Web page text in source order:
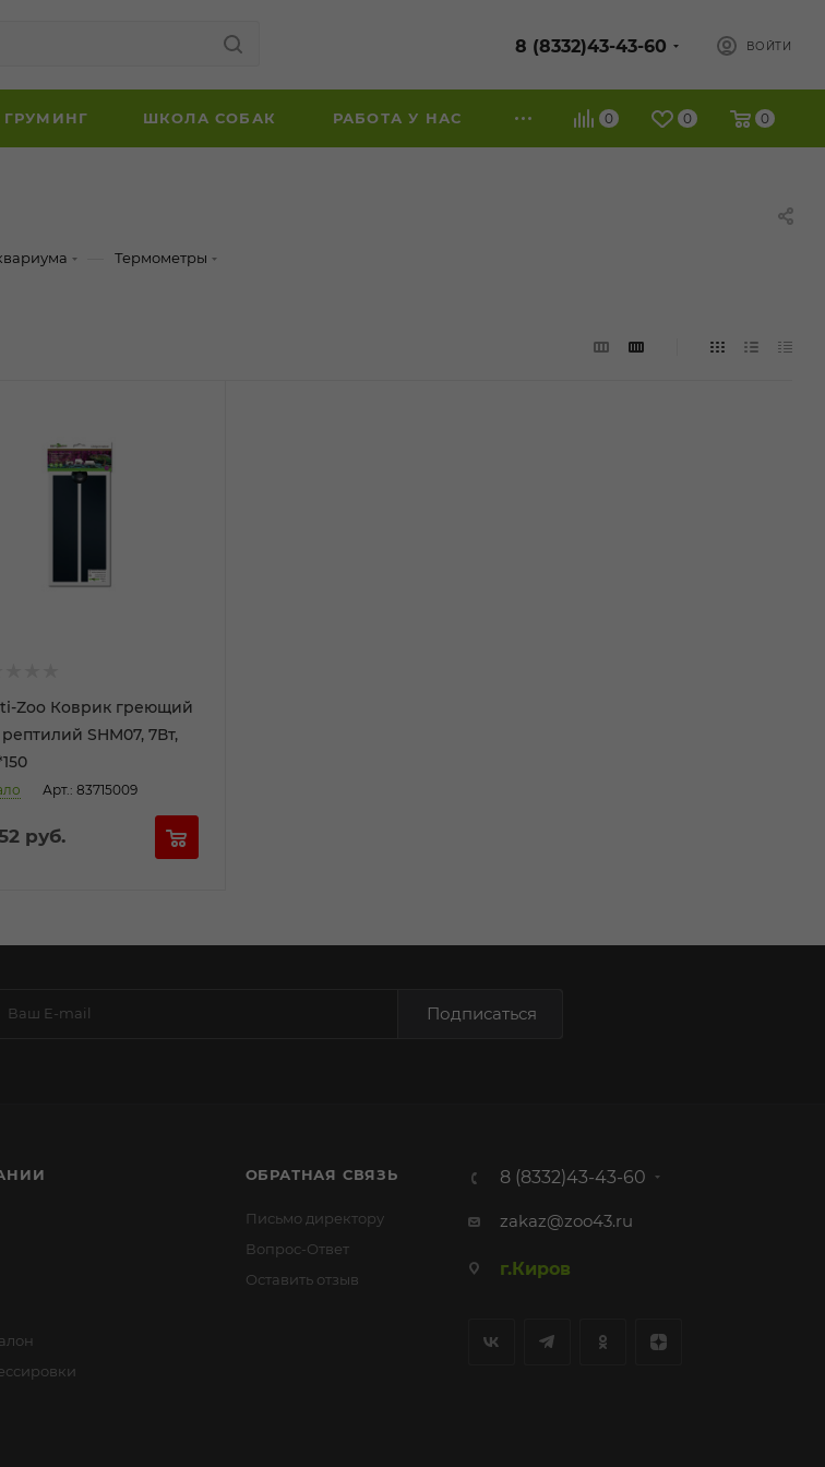
8 (8332)43-43-60 ВОЙТИ
0 0 0
ГРУМИНГ ШКОЛА СОБАК РАБОТА У НАС
Термометры
Zoo Коврик греющий
SHM07, 7Вт,
Арт.: 83715009
руб.
Подписаться
ОБРАТНАЯ СВЯЗЬ
Письмо директору
Вопрос-Ответ
Оставить отзыв
8 (8332)43-43-60
zakaz@zoo43.ru
г.Киров